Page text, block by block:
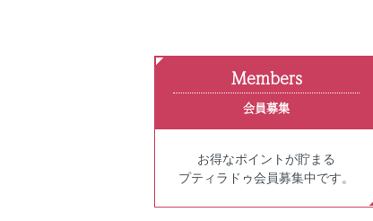
Members
会員募集
お得なポイントが貯まる
プティラドゥ会員募集中です。